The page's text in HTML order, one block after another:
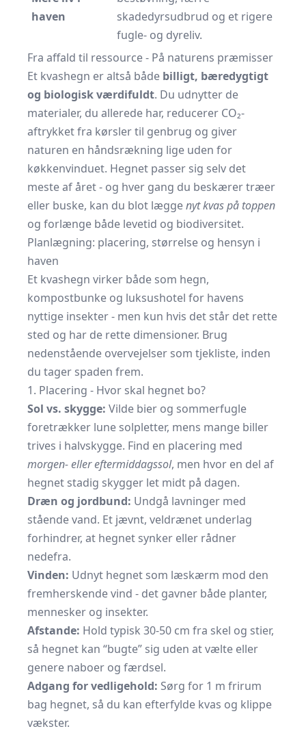
haven
skadedyrsudbrud og et rigere
fugle- og dyreliv.
Fra affald til ressource - På naturens præmisser
Et kvashegn er altså både billigt, bæredygtigt
og biologisk værdifuldt. Du udnytter de
materialer, du allerede har, reducerer CO₂-
aftrykket fra kørsler til genbrug og giver
naturen en håndsrækning lige uden for
køkkenvinduet. Hegnet passer sig selv det
meste af året - og hver gang du beskærer træer
eller buske, kan du blot læggenyt kvas på toppen
og forlænge både levetid og biodiversitet.
Planlægning: placering, størrelse og hensyn i
haven
Et kvashegn virker både som hegn,
kompostbunke og luksushotel for havens
nyttige insekter - men kun hvis det står det rette
sted og har de rette dimensioner. Brug
nedenstående overvejelser som tjekliste, inden
du tager spaden frem.
1. Placering - Hvor skal hegnet bo?
Sol vs. skygge: Vilde bier og sommerfugle
foretrækker lune solpletter, mens mange biller
trives i halvskygge. Find en placering med
morgen- eller eftermiddagssol, men hvor en del af
hegnet stadig skygger let midt på dagen.
Dræn og jordbund: Undgå lavninger med
stående vand. Et jævnt, veldrænet underlag
forhindrer, at hegnet synker eller rådner
nedefra.
Vinden: Udnyt hegnet som læskærm mod den
fremherskende vind - det gavner både planter,
mennesker og insekter.
Afstande: Hold typisk 30-50 cm fra skel og stier,
så hegnet kan “bugte” sig uden at vælte eller
genere naboer og færdsel.
Adgang for vedligehold: Sørg for 1 m frirum
bag hegnet, så du kan efterfylde kvas og klippe
vækster.